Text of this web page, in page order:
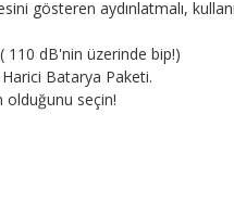
gösteren aydınlatmalı,
110 dB'nin üzerinde bip!)
Batarya Paketi.
olduğunu seçin!